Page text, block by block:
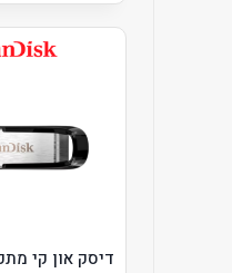
דיסק און קי